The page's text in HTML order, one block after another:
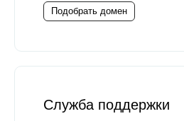
Подобрать домен
Служба поддержки